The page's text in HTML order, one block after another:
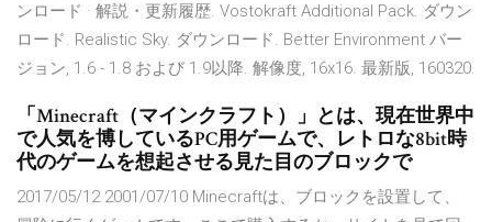
ンロード · 解説・更新履歴. Vostokraft Additional Pack. ダウン
ロード. Realistic Sky. ダウンロード. Better Environment バー
ジョン, 1.6 - 1.8 および 1.9以降. 解像度, 16x16. 最新版, 160320.
「Minecraft（マインクラフト）」とは、現在世界中
で人気を博しているPC用ゲームで、レトロな8bit時
代のゲームを想起させる見た目のブロックで
2017/05/12 2001/07/10 Minecraftは、ブロックを設置して、